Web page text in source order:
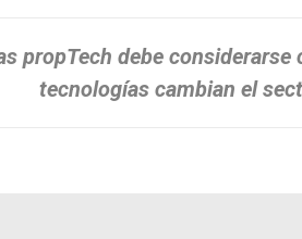
propTech debe
tecnologías cambian el